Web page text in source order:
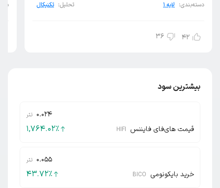
دسته‌بندی: لایه ۱ تحلیل: تکنیکال
42
36
بیشترین سود
0.024 تتر
قیمت های‌فای فایننس HIFI ٪1,764.02
0.055 تتر
خرید بایکونومی BICO ٪43.72